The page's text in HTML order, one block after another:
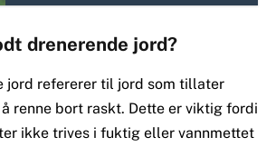
drenerende jord?
jord refererer til jord som tillater
renne bort raskt. Dette er viktig fordi
ikke trives i fuktig eller vannmettet